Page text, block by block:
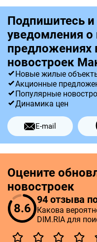
Подпишитесь и
уведомления
предложениях
новостроек
Новые жилые
Акционные
Популярные
Динамика цен
E-mail
Оцените
новостроек
8.6
94 отзыва
Какова
DIM.RIA для